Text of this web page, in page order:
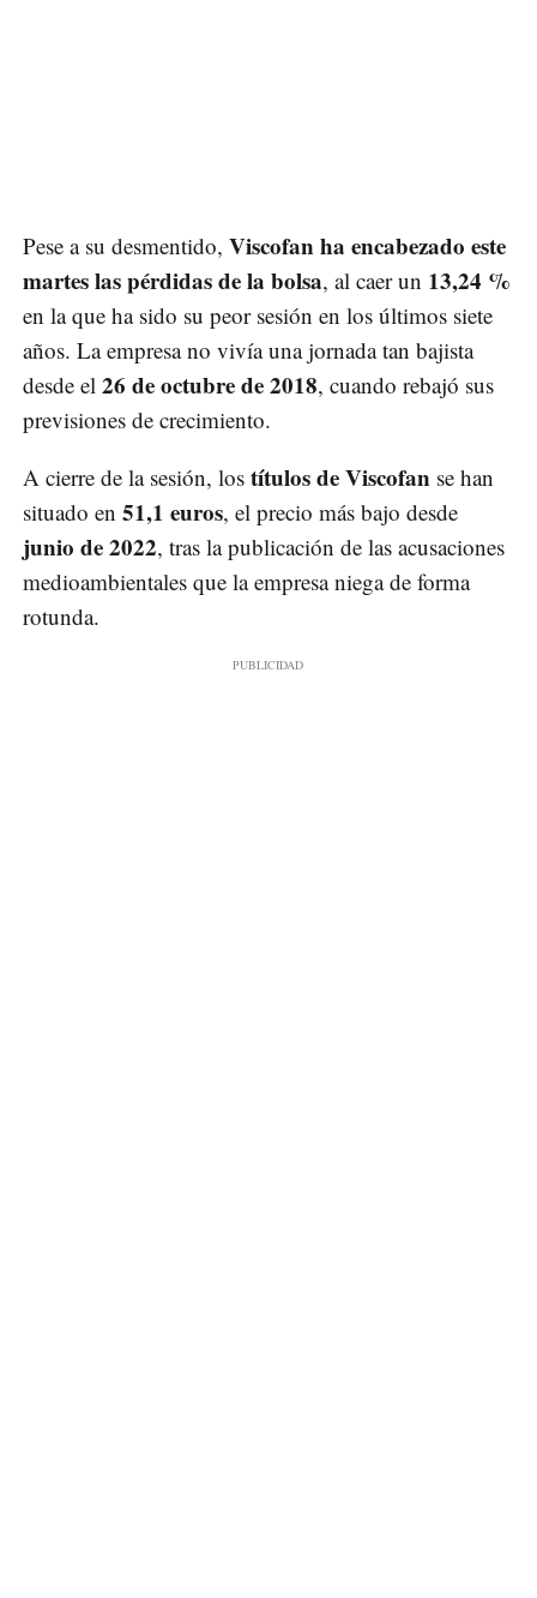
Pese a su desmentido, Viscofan ha encabezado este
martes las pérdidas de la bolsa, al caer un 13,24 %
en la que ha sido su peor sesión en los últimos siete
años. La empresa no vivía una jornada tan bajista
desde el 26 de octubre de 2018, cuando rebajó sus
previsiones de crecimiento.
A cierre de la sesión, los títulos de Viscofan se han
situado en 51,1 euros, el precio más bajo desde
junio de 2022, tras la publicación de las acusaciones
medioambientales que la empresa niega de forma
rotunda.